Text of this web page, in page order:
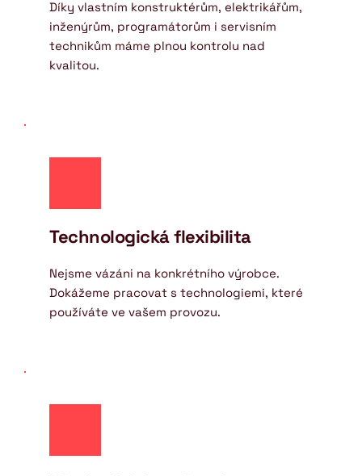
Díky vlastním konstruktérům, elektrikářům,
inženýrům, programátorům i servisním
technikům máme plnou kontrolu nad
kvalitou.
Technologická flexibilita
Nejsme vázáni na konkrétního výrobce.
Dokážeme pracovat s technologiemi, které
používáte ve vašem provozu.